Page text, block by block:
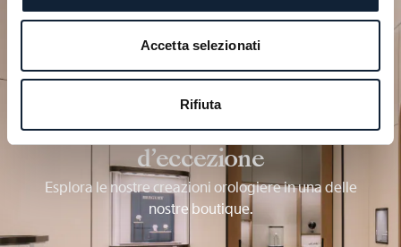
Accetta selezionati
Rifiuta
Pianifica il tuo momento
d’eccezione
Esplora le nostre creazioni orologiere in una delle
nostre boutique.